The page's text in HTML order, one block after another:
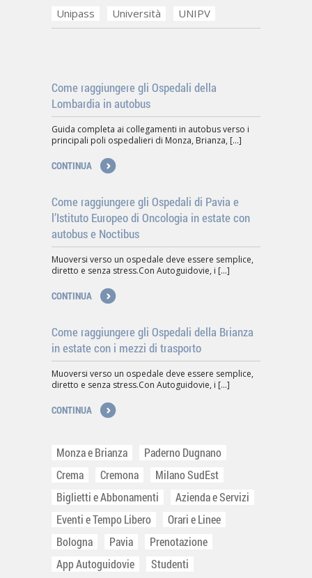
Unipass
Università UNIPV
Come raggiungere gli Ospedali della
Lombardia in autobus
Guida completa ai collegamenti in autobus verso i
principali poli ospedalieri di Monza, Brianza, [...]
CONTINUA
Come raggiungere gli Ospedali di Pavia e
l’Istituto Europeo di Oncologia in estate con
autobus e Noctibus
Muoversi verso un ospedale deve essere semplice,
diretto e senza stress.Con Autoguidovie, i [...]
CONTINUA
Come raggiungere gli Ospedali della Brianza
in estate con i mezzi di trasporto
Muoversi verso un ospedale deve essere semplice,
diretto e senza stress.Con Autoguidovie, i [...]
CONTINUA
Monza e Brianza
Paderno Dugnano
Crema
Cremona
Milano SudEst
Biglietti e Abbonamenti
Azienda e Servizi
Eventi e Tempo Libero
Orari e Linee
Bologna
Pavia
Prenotazione
App Autoguidovie
Studenti